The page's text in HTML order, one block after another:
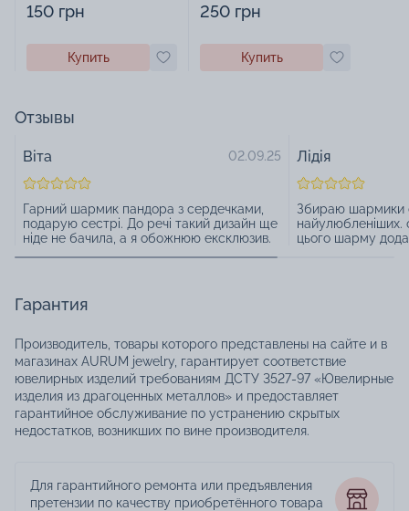
150 грн
Купить
250 грн
Купить
Отзывы
Віта 02.09.25
Гарний шармик пандора з сердечками,
подарую сестрі. До речі такий дизайн ще
ніде не бачила, а я обожнюю ексклюзив.
Лідія
Збираю шармики
цього шарму
Гарантия
Производитель, товары которого представлены на сайте и в
магазинах AURUM jewelry, гарантирует соответствие
ювелирных изделий требованиям ДСТУ 3527-97 «Ювелирные
изделия из драгоценных металлов» и предоставляет
гарантийное обслуживание по устранению скрытых
недостатков, возникших по вине производителя.
Для гарантийного ремонта или предъявления
претензии по качеству приобретённого товара